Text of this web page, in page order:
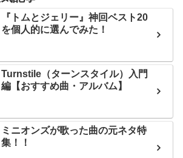
『トムとジェリー』神回ベスト20
を個人的に選んでみた！
Turnstile（ターンスタイル）入門
編【おすすめ曲・アルバム】
ミニオンズが歌った曲の元ネタ特
集！！